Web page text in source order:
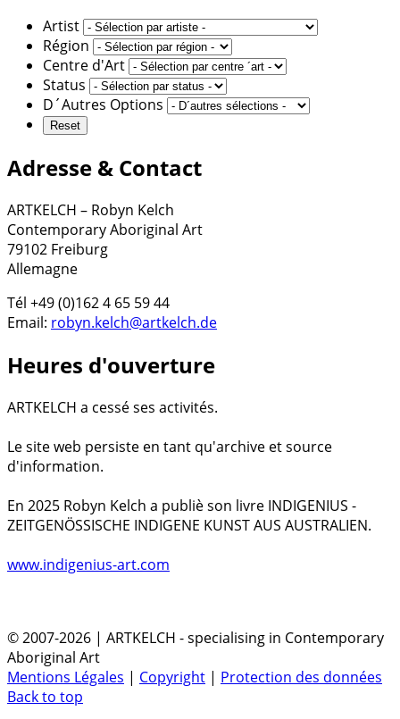
Artist
Région
Centre d'Art
Status
D´Autres Options
Adresse & Contact
ARTKELCH – Robyn Kelch
Contemporary Aboriginal Art
79102 Freiburg
Allemagne
Tél +49 (0)162 4 65 59 44
Email: robyn.kelch@artkelch.de
Heures d'ouverture
ARTKELCH a cessé ses activités.
Le site web persiste en tant qu'archive et source
d'information.
En 2025 Robyn Kelch a publiè son livre INDIGENIUS -
ZEITGENÖSSISCHE INDIGENE KUNST AUS AUSTRALIEN.
www.indigenius-art.com
© 2007-2026 | ARTKELCH - specialising in Contemporary
Aboriginal Art
Mentions Légales | Copyright | Protection des données
Back to top